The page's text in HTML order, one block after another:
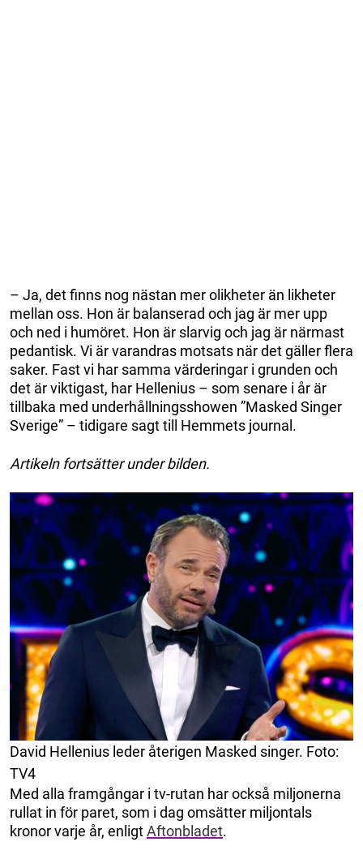
– Ja, det finns nog nästan mer olikheter än likheter
mellan oss. Hon är balanserad och jag är mer upp
och ned i humöret. Hon är slarvig och jag är närmast
pedantisk. Vi är varandras motsats när det gäller flera
saker. Fast vi har samma värderingar i grunden och
det är viktigast, har Hellenius – som senare i år är
tillbaka med underhållningsshowen ”Masked Singer
Sverige” – tidigare sagt till Hemmets journal.
Artikeln fortsätter under bilden.
David Hellenius leder återigen Masked singer. Foto:
TV4
Med alla framgångar i tv-rutan har också miljonerna
rullat in för paret, som i dag omsätter miljontals
kronor varje år, enligtAftonbladet.